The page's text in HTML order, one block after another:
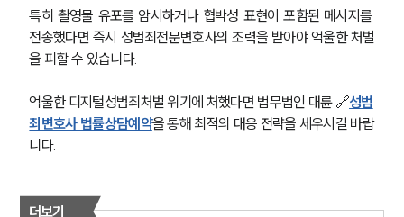
팀소개
대륜의 강점
고객의 소리
통합검색
AI대륜
특히 촬영물 유포를 암시하거나 협박성 표현이 포함된 메시지를
전송했다면 즉시 성범죄전문변호사의 조력을 받아야 억울한 처벌
을 피할 수 있습니다.
억울한 디지털성범죄처벌 위기에 처했다면 법무법인 대륜 🔗성범
죄변호사 법률상담예약을 통해 최적의 대응 전략을 세우시길 바랍
니다.
더보기